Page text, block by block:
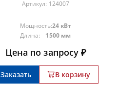
Артикул: 124007
Мощность:24 кВт
Длина:
1500 мм
Цена по запросу ₽
Заказать В корзину